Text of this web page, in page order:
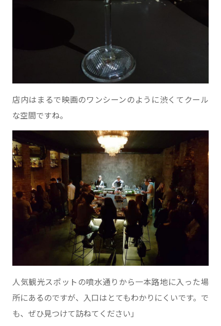
店内はまるで映画のワンシーンのように渋くてクール
な空間ですね。
人気観光スポットの噴水通りから一本路地に入った場
所にあるのですが、入口はとてもわかりにくいです。で
も、ぜひ見つけて訪ねてください」